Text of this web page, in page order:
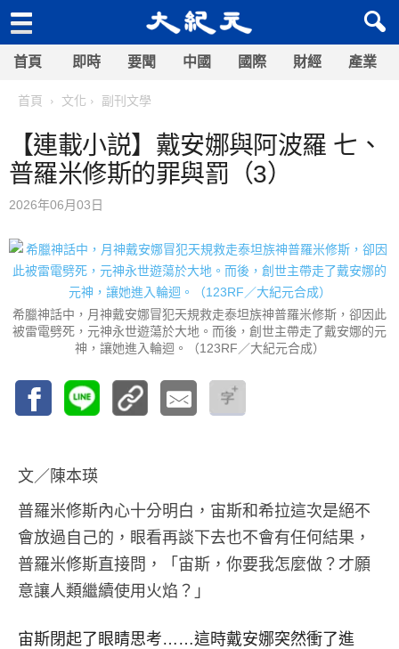
首頁 即時 要聞 中國 國際 財經 產業
首頁 文化 副刊文學
【連載小説】戴安娜與阿波羅 七、
普羅米修斯的罪與罰（3）
2026年06月03日
希臘神話中，月神戴安娜冒犯天規救走泰坦族神普羅米修斯，卻因此
被雷電劈死，元神永世遊蕩於大地。而後，創世主帶走了戴安娜的元
神，讓她進入輪迴。（123RF／大紀元合成）
文／陳本瑛
普羅米修斯內心十分明白，宙斯和希拉這次是絕不
會放過自己的，眼看再談下去也不會有任何結果，
普羅米修斯直接問，「宙斯，你要我怎麼做？才願
意讓人類繼續使用火焰？」
宙斯閉起了眼睛思考……這時戴安娜突然衝了進